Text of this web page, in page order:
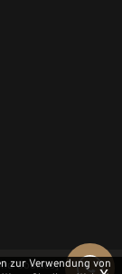
Cookies]
zur Verwendung von